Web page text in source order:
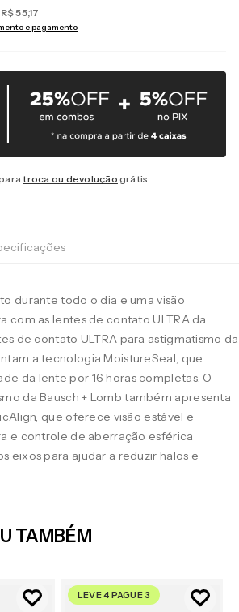
R$55,17
e pagamento
troca ou devolução grátis
durante todo o dia e uma visão
com as lentes de contato ULTRA da
de contato ULTRA para astigmatismo da
a tecnologia MoistureSeal, que
da lente por 16 horas completas. O
da Bausch + Lomb também apresenta
que oferece visão estável e
e controle de aberração esférica
eixos para ajudar a reduzir halos e
TAMBÉM
LEVE 4 PAGUE 3